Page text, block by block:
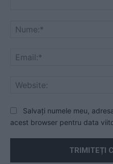
Salvați numele meu,
acest browser pentru data